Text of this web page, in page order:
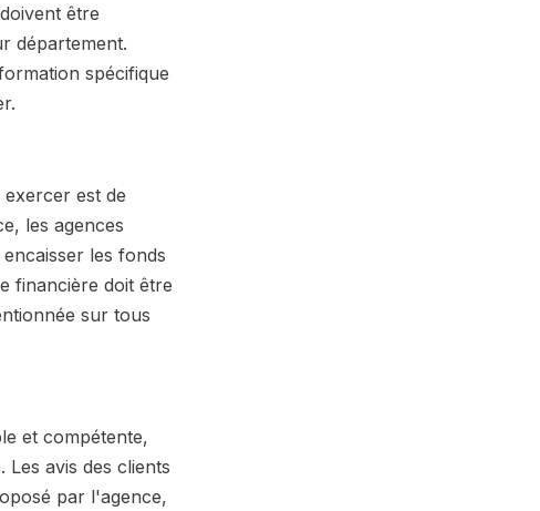
être
département.
spécifique
est de
les agences
les fonds
financière doit être
sur tous
et compétente,
avis des clients
par l'agence,